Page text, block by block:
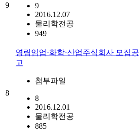
9
9
2016.12.07
물리학전공
949
8
영림임업·화학·산업주식회사 모집공
고
첨부파일
8
2016.12.01
물리학전공
885